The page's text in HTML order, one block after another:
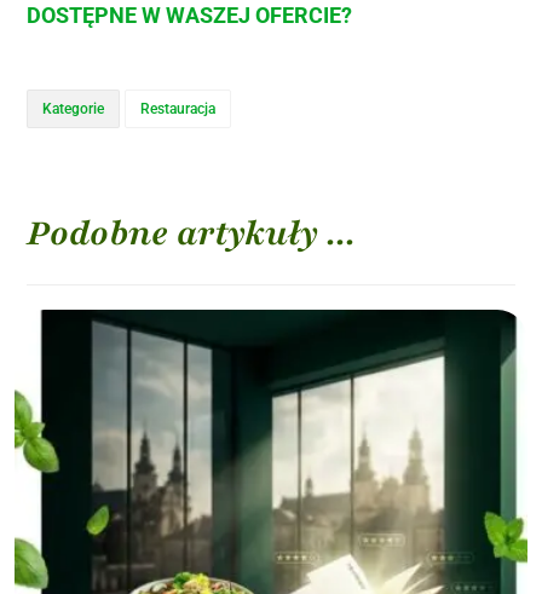
DOSTĘPNE W WASZEJ OFERCIE?
Kategorie Restauracja
Podobne artykuły ...